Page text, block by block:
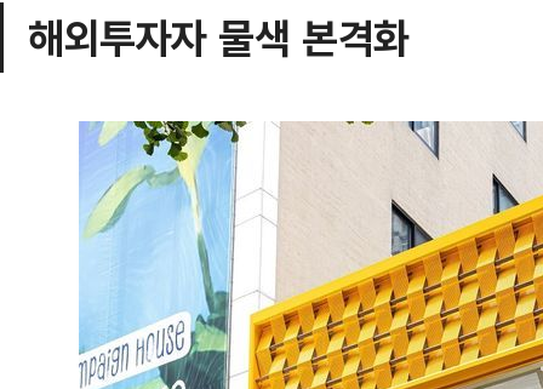
해외투자자 물색 본격화